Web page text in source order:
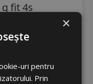
g fit 4s
×
uri pentru
Prin